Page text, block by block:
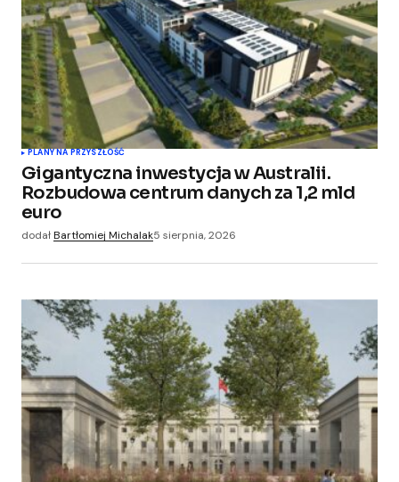
PLANY NA PRZYSZŁOŚĆ
Gigantyczna inwestycja w Australii.
Rozbudowa centrum danych za 1,2 mld
euro
dodałBartłomiej Michalak5 sierpnia, 2026